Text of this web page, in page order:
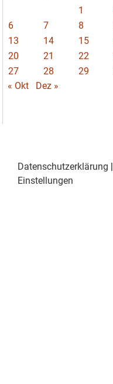
1
6
7 8
13
14 15
20
21 22
27
28 29
« Okt
Dez »
Datenschutzerklärung
Einstellungen